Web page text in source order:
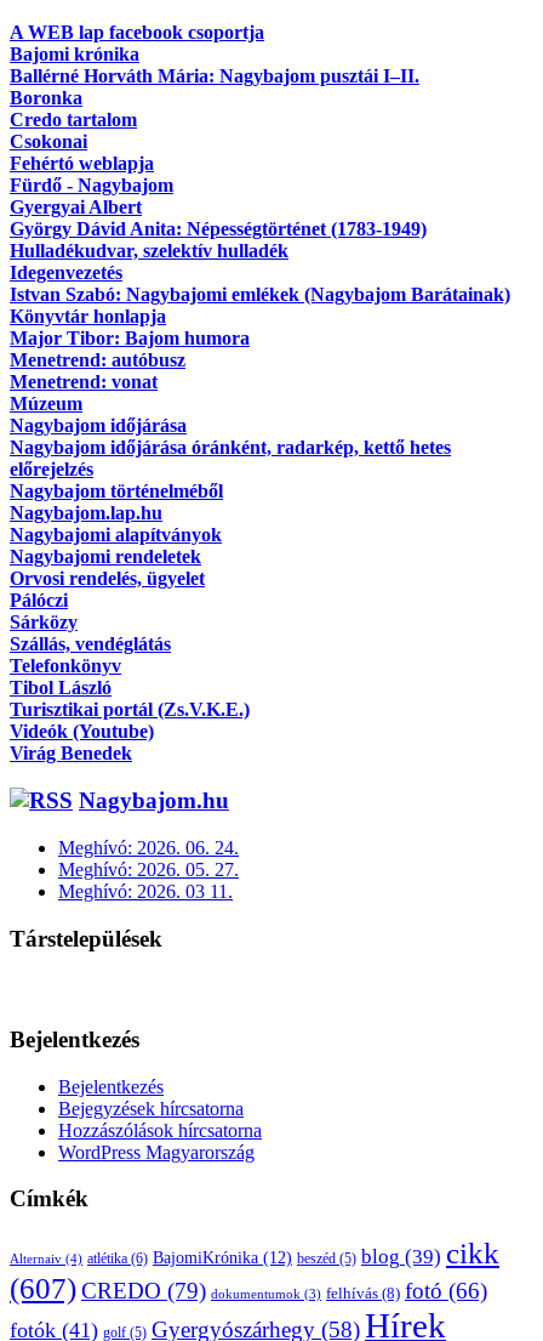
A WEB lap facebook csoportja
Bajomi krónika
Ballérné Horváth Mária: Nagybajom pusztái I–II.
Boronka
Credo tartalom
Csokonai
Fehértó weblapja
Fürdő - Nagybajom
Gyergyai Albert
György Dávid Anita: Népességtörténet (1783-1949)
Hulladékudvar, szelektív hulladék
Idegenvezetés
Istvan Szabó: Nagybajomi emlékek (Nagybajom Barátainak)
Könyvtár honlapja
Major Tibor: Bajom humora
Menetrend: autóbusz
Menetrend: vonat
Múzeum
Nagybajom időjárása
Nagybajom időjárása óránként, radarkép, kettő hetes
előrejelzés
Nagybajom történelméből
Nagybajom.lap.hu
Nagybajomi alapítványok
Nagybajomi rendeletek
Orvosi rendelés, ügyelet
Pálóczi
Sárközy
Szállás, vendéglátás
Telefonkönyv
Tibol László
Turisztikai portál (Zs.V.K.E.)
Videók (Youtube)
Virág Benedek
Nagybajom.hu
Meghívó: 2026. 06. 24.
Meghívó: 2026. 05. 27.
Meghívó: 2026. 03 11.
Társtelepülések
Bejelentkezés
Bejelentkezés
Bejegyzések hírcsatorna
Hozzászólások hírcsatorna
WordPress Magyarország
Címkék
Alternaiv (4) atlétika (6) BajomiKrónika (12) beszéd (5) blog (39) cikk
(607)CREDO (79) dokumentumok (3) felhívás (8) fotó (66)
fotók (41) golf (5) Gyergyószárhegy (58)Hírek